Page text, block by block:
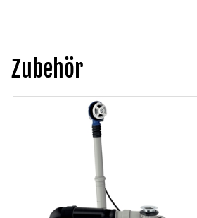
Zubehör